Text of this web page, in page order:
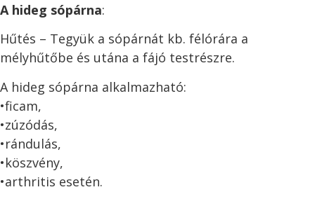
A hideg sópárna:
Hűtés – Tegyük a sópárnát kb. félórára a
mélyhűtőbe és utána a fájó testrészre.
A hideg sópárna alkalmazható:
•ficam,
•zúzódás,
•rándulás,
•köszvény,
•arthritis esetén.